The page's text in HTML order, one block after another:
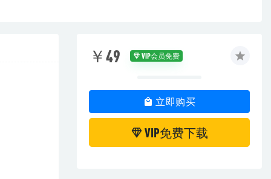
￥49 VIP会员免费
立即购买
VIP免费下载